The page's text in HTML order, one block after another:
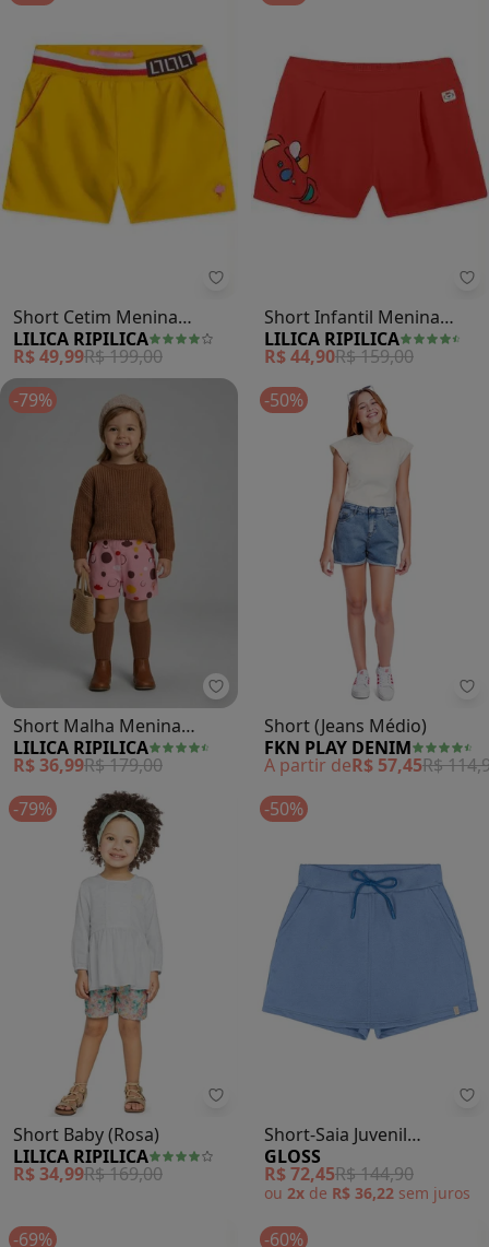
Lilica Ripilica - Short Cetim
Short Cetim Menina
(Amarelo)
LILICA RIPILICA
R$ 49,99R$ 199,00
Short Infantil Menina
(Vermelho)
LILICA RIPILICA
R$ 44,90R$ 159,00
-79%
Lilica Ripilica - Short Malha
Short Malha Menina
(Rosa)
LILICA RIPILICA
R$ 36,99R$ 179,00
-50%
Short (Jeans Médio)
FKN PLAY DENIM
A partir deR$ 57,45R$
-79%
Lilica Ripilica - Short Baby (Rosa)
Short Baby (Rosa)
LILICA RIPILICA
R$ 34,99R$ 169,00
-50%
Short-Saia Juvenil
Moletom (Azul)
GLOSS
R$ 72,45R$ 144,90
ou 2x de R$ 36,22 sem juros
-69% -60%